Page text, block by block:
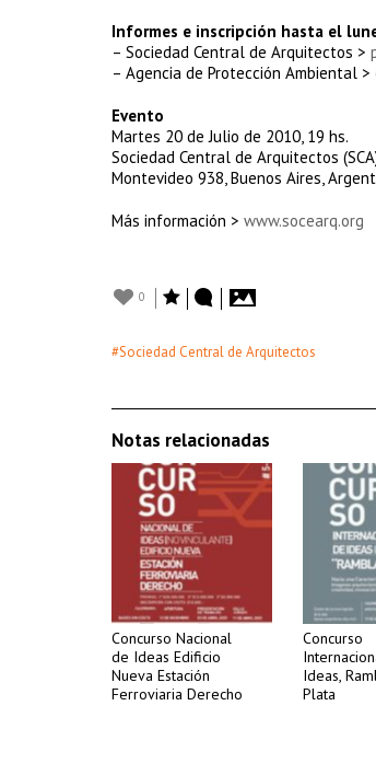
Informes e inscripción hasta el
– Sociedad Central de Arquitectos >
– Agencia de Protección Ambiental >
Evento
Martes 20 de Julio de 2010, 19 hs.
Sociedad Central de Arquitectos
Montevideo 938, Buenos Aires,
Más información > www.socearq.org
0
#Sociedad Central de Arquitectos
Notas relacionadas
Concurso Nacional
de Ideas Edificio
Nueva Estación
Ferroviaria Derecho
Concurso
Ideas,
Plata